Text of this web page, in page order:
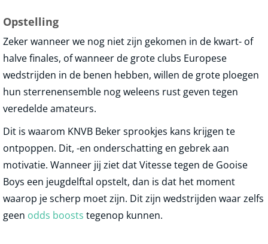
Opstelling
Zeker wanneer we nog niet zijn gekomen in de kwart- of
halve finales, of wanneer de grote clubs Europese
wedstrijden in de benen hebben, willen de grote ploegen
hun sterrenensemble nog weleens rust geven tegen
veredelde amateurs.
Dit is waarom KNVB Beker sprookjes kans krijgen te
ontpoppen. Dit, -en onderschatting en gebrek aan
motivatie. Wanneer jij ziet dat Vitesse tegen de Gooise
Boys een jeugdelftal opstelt, dan is dat het moment
waarop je scherp moet zijn. Dit zijn wedstrijden waar zelfs
geen odds boosts tegenop kunnen.